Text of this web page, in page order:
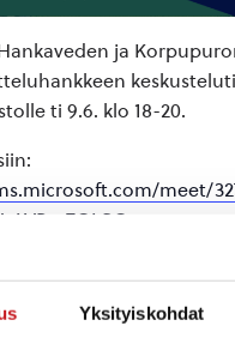
Yksityiskohdat
ja
ti 9.6. klo 18-20.
meet/